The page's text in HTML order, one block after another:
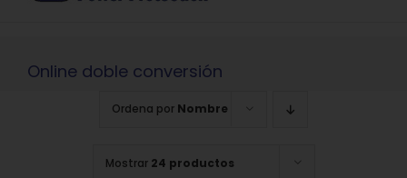
Online doble conversión
Ordena por Nombre
Mostrar 24 productos